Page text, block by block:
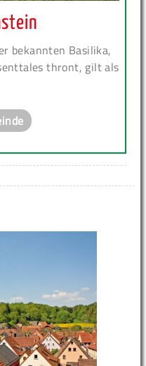
bekannten Basilika,
thront, gilt als